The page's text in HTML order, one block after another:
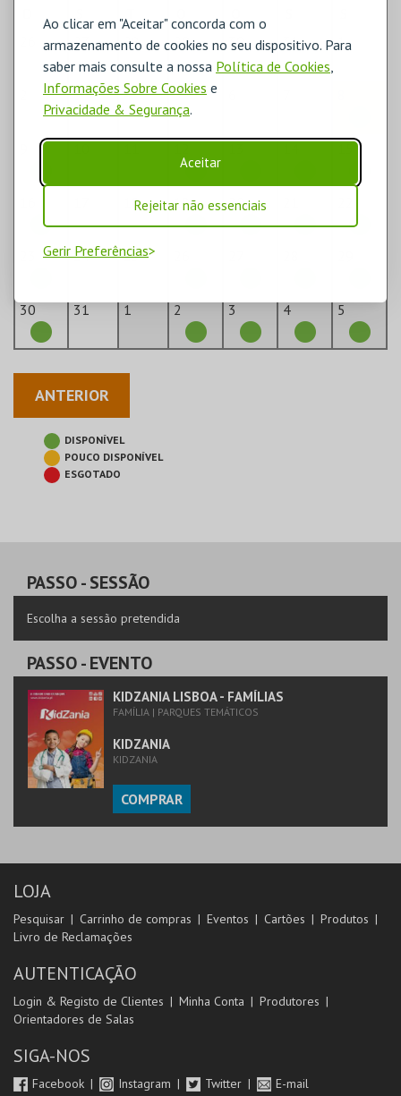
Ao clicar em "Aceitar" concorda com o
armazenamento de cookies no seu dispositivo. Para
saber mais consulte a nossa Política de Cookies,
Informações Sobre Cookies e
Privacidade & Segurança.
Aceitar
Rejeitar não essenciais
Gerir Preferências
27 28 29 30 31 1
3 4 5
18 19 20
24 25
30 31 1 2 3 4 5
ANTERIOR
DISPONÍVEL
POUCO DISPONÍVEL
ESGOTADO
PASSO- SESSÃO
Escolha a sessão pretendida
PASSO- EVENTO
KIDZANIA LISBOA - FAMÍLIAS
FAMÍLIA | PARQUES TEMÁTICOS
KIDZANIA
KIDZANIA
COMPRAR
LOJA
Pesquisar Carrinho de compras Eventos Cartões
Produtos
Livro de Reclamações
AUTENTICAÇÃO
Login & Registo de Clientes Minha Conta
Produtores
Orientadores de Salas
SIGA-NOS
Facebook Instagram Twitter E-mail